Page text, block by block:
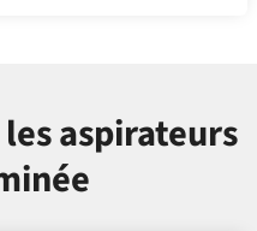
aspirateurs